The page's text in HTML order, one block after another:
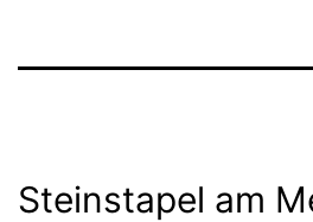
Steinstapel am